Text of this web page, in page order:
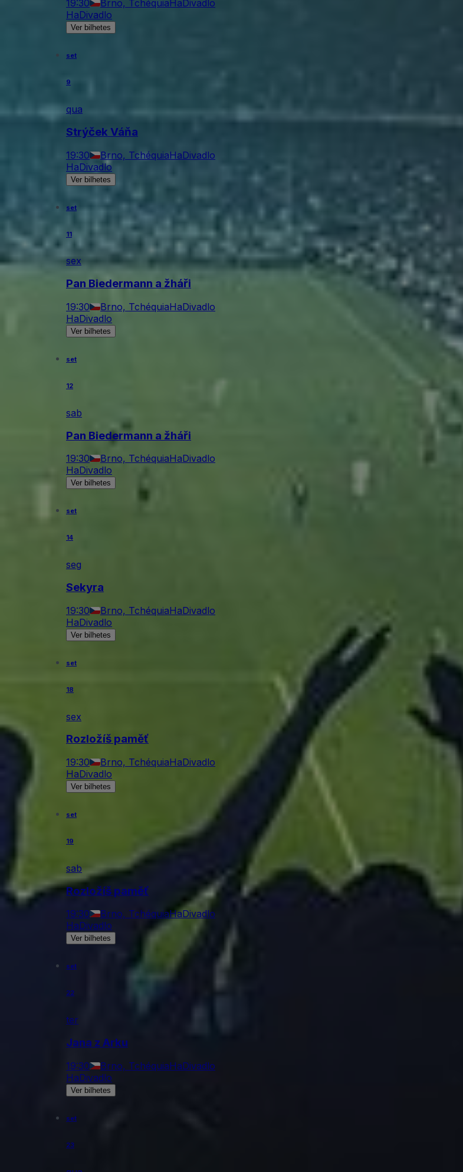
19:30 Brno, TchéquiaHaDivadlo
HaDivadlo
Ver bilhetes
set
9
qua
Strýček Váňa
19:30 Brno, TchéquiaHaDivadlo
HaDivadlo
Ver bilhetes
set
11
sex
Pan Biedermann a žháři
19:30 Brno, TchéquiaHaDivadlo
HaDivadlo
Ver bilhetes
set
12
sab
Pan Biedermann a žháři
19:30 Brno, TchéquiaHaDivadlo
HaDivadlo
Ver bilhetes
set
14
seg
Sekyra
19:30 Brno, TchéquiaHaDivadlo
HaDivadlo
Ver bilhetes
set
18
sex
Rozložíš paměť
19:30 Brno, TchéquiaHaDivadlo
HaDivadlo
Ver bilhetes
set
19
sab
Rozložíš paměť
19:30 Brno, TchéquiaHaDivadlo
HaDivadlo
Ver bilhetes
set
22
ter
Jana z Arku
19:30 Brno, TchéquiaHaDivadlo
HaDivadlo
Ver bilhetes
set
23